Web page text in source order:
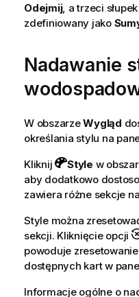
Odejmij, a trzeci słupek
zdefiniowany jako
Nadawanie
W obszarzeWygląd
określania stylu na
Kliknij
Style w
aby dodatkowo
zawiera różne sekcje
Style można
sekcji. Kliknięcie opcji
powoduje
dostępnych kart w
Informacje ogólne o